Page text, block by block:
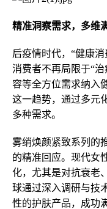
精准洞察需求，多维
后疫情时代，“健康消
消费者不再局限于“
容等全方位需求纳入
这一趋势，通过多元
多种需求。
雾绡焕颜紧致系列的
的精准回应。现代女
化，尤其是对抗衰老
球通过深入调研与技
性的护肤产品，成功